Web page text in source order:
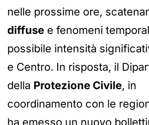
nelle prossime ore,
diffuse e fenomeni
possibile intensità
e Centro. In risposta, il
della Protezione Civile, in
coordinamento con le
ha emesso un nuovo